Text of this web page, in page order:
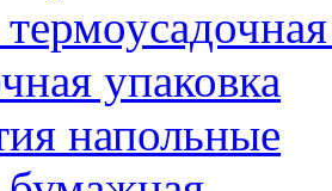
упаковка
напольные